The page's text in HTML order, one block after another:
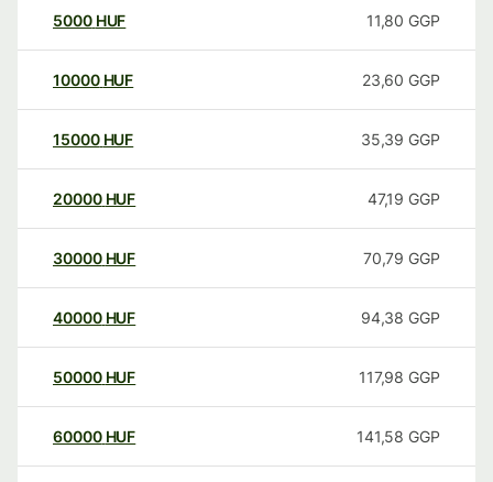
5000 HUF 11,80 GGP
10000 HUF 23,60 GGP
15000 HUF 35,39 GGP
20000 HUF 47,19 GGP
30000 HUF 70,79 GGP
40000 HUF 94,38 GGP
50000 HUF 117,98 GGP
60000 HUF 141,58 GGP